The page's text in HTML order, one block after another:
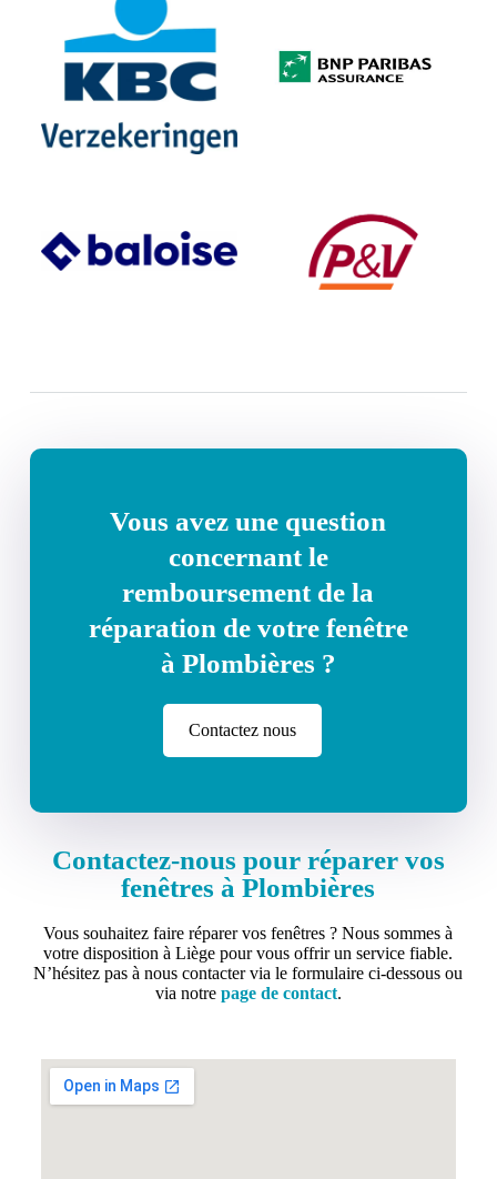
Vous avez une question
concernant le
remboursement de la
réparation de votre fenêtre
à Plombières ?
Contactez nous
Contactez-nous pour réparer vos
fenêtres à Plombières
Vous souhaitez faire réparer vos fenêtres ? Nous sommes à
votre disposition à Liège pour vous offrir un service fiable.
N’hésitez pas à nous contacter via le formulaire ci-dessous ou
via notre page de contact.